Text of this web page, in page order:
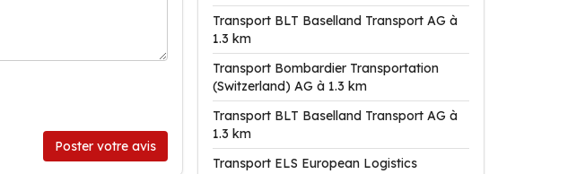
Poster votre avis
Transport BLT Baselland Transport AG à
1.3 km
Transport Bombardier Transportation
(Switzerland) AG à 1.3 km
Transport BLT Baselland Transport AG à
1.3 km
Transport ELS European Logistics